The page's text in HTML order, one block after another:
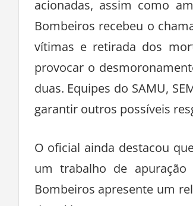
acionadas, assim como
Bombeiros recebeu o
vítimas e retirada dos
provocar o
duas. Equipes do SAMU,
garantir outros possíveis
O oficial ainda destacou
um trabalho de
Bombeiros apresente um